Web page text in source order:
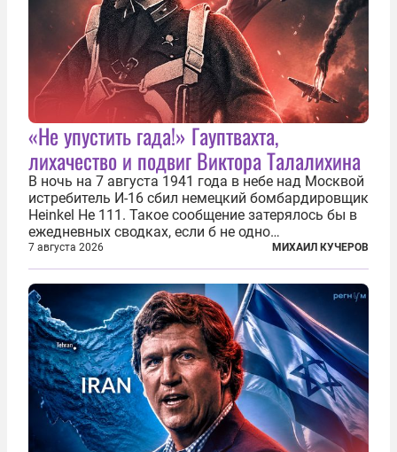
«Не упустить гада!» Гауптвахта,
лихачество и подвиг Виктора Талалихина
В ночь на 7 августа 1941 года в небе над Москвой
истребитель И-16 сбил немецкий бомбардировщик
Heinkel He 111. Такое сообщение затерялось бы в
ежедневных сводках, если б не одно
обстоятельство. Это был один из первых в
истории отечественной авиации ночных таранов.
У пилота — младшего лейтенанта...
7 августа 2026 МИХАИЛ КУЧЕРОВ